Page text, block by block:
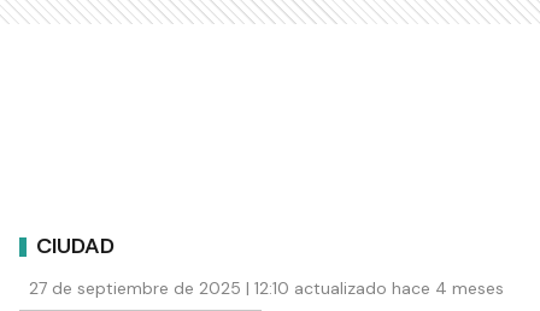
CIUDAD
27 de septiembre de 2025 | 12:10 actualizado hace 4 meses